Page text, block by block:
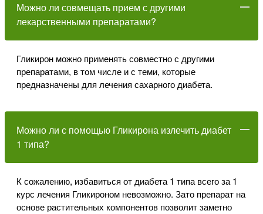
Можно ли совмещать прием с другими
лекарственными препаратами?
Гликирон можно применять совместно с другими
препаратами, в том числе и с теми, которые
предназначены для лечения сахарного диабета.
Можно ли с помощью Гликирона излечить диабет
1 типа?
К сожалению, избавиться от диабета 1 типа всего за 1
курс лечения Гликироном невозможно. Зато препарат на
основе растительных компонентов позволит заметно